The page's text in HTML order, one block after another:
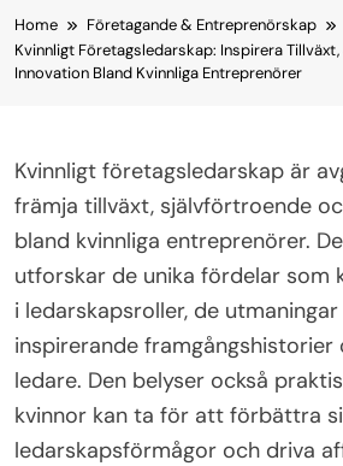
to
content
Home
Företagande & Entreprenörskap
Kvinnligt Företagsledarskap: Inspirera
Innovation Bland Kvinnliga Entreprenörer
Kvinnligt företagsledarskap är
främja tillväxt, självförtroende
bland kvinnliga entreprenörer.
utforskar de unika fördelar som
i ledarskapsroller, de
inspirerande framgångshistorier
ledare. Den belyser också
kvinnor kan ta för att förbättra
ledarskapsförmågor och driva